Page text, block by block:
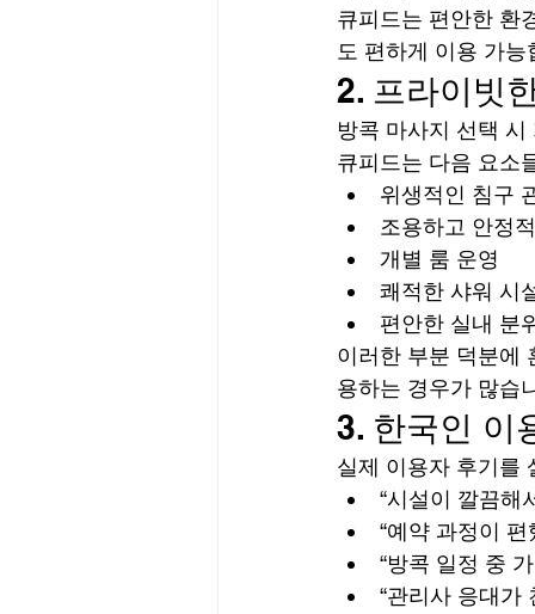
큐피드는 편안한 환
도 편하게 이용 가능
2. 프라이빗
방콕 마사지 선택
큐피드는 다음 요소
위생적인 침구
조용하고 안정
개별 룸 운영
쾌적한 샤워 시
편안한 실내 분
이러한 부분 덕분에
용하는 경우가 많습
3. 한국인 이
실제 이용자 후기를
“시설이 깔끔해
“예약 과정이 편
“방콕 일정 중
“관리사 응대가